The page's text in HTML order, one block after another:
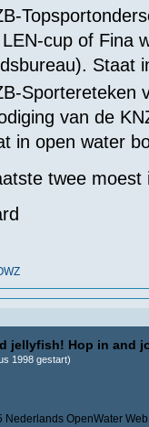
cup of Fina
Staat
Sportereteken
van de
in open water
twee
jellyfish! Hop in and
1998 gestart)
Nederlands OpenWater